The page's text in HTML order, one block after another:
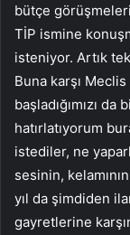
bütçe
TİP ismine
isteniyor. Artık
Buna karşı
başladığımızı
hatırlatıyorum
istediler, ne
sesinin,
yıl da şimdiden
gayretlerine